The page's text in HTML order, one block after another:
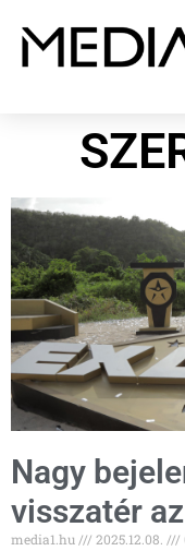
Nagy
visszatér
media1.hu 2025.12.08.